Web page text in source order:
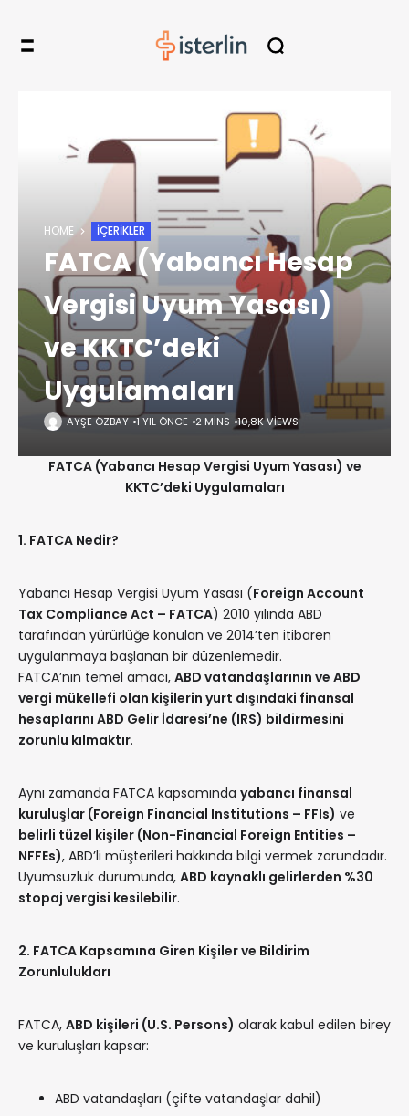
HOME İÇERIKLER
FATCA (Yabancı Hesap
Vergisi Uyum Yasası)
ve KKTC’deki
Uygulamaları
AYŞE ÖZBAY 1 YIL ÖNCE 2 MINS 10,8K VIEWS
FATCA (Yabancı Hesap Vergisi Uyum Yasası) ve
KKTC’deki Uygulamaları
1. FATCA Nedir?
Yabancı Hesap Vergisi Uyum Yasası (Foreign Account
Tax Compliance Act – FATCA) 2010 yılında ABD
tarafından yürürlüğe konulan ve 2014’ten itibaren
uygulanmaya başlanan bir düzenlemedir.
FATCA’nın temel amacı, ABD vatandaşlarının ve ABD
vergi mükellefi olan kişilerin yurt dışındaki finansal
hesaplarını ABD Gelir İdaresi’ne (IRS) bildirmesini
zorunlu kılmaktır.
Aynı zamanda FATCA kapsamında yabancı finansal
kuruluşlar (Foreign Financial Institutions – FFIs) ve
belirli tüzel kişiler (Non-Financial Foreign Entities –
NFFEs), ABD’li müşterileri hakkında bilgi vermek zorundadır.
Uyumsuzluk durumunda, ABD kaynaklı gelirlerden %30
stopaj vergisi kesilebilir.
2. FATCA Kapsamına Giren Kişiler ve Bildirim
Zorunlulukları
FATCA, ABD kişileri (U.S. Persons) olarak kabul edilen birey
ve kuruluşları kapsar:
ABD vatandaşları (çifte vatandaşlar dahil)